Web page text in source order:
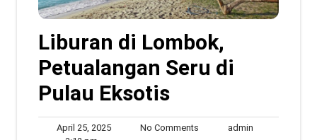
Liburan di Lombok,
Petualangan Seru di
Pulau Eksotis
April 25, 2025April
No Comments admin